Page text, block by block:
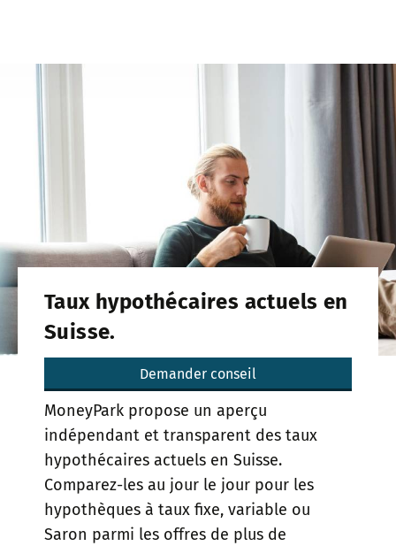
Taux hypothécaires actuels en
Suisse.
Demander conseil
MoneyPark propose un aperçu
indépendant et transparent des taux
hypothécaires actuels en Suisse.
Comparez-les au jour le jour pour les
hypothèques à taux fixe, variable ou
Saron parmi les offres de plus de